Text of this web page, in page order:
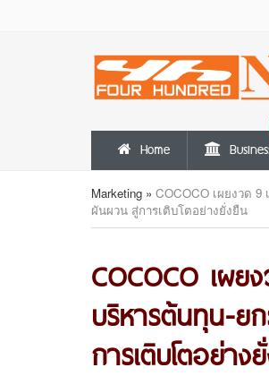
Home
Marketing » COCOCO เผยงวด
ผันผวน สู่การเติบโตอย่างยั่งยืน
COCOCO เผย
บริหารต้นทุน-ย
การเติบโตอย่าง